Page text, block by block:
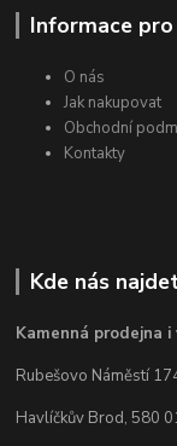
Informace
O nás
Jak nakupovat
Obchodní
Kontakty
Kde nás
Kamenná prodejna
Rubešovo Náměstí
Havlíčkův Brod, 580